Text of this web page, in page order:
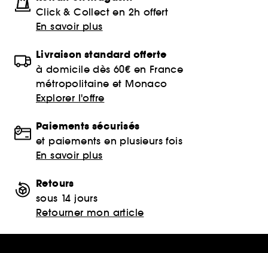
Click & Collect en 2h offert
En savoir plus
Livraison standard offerte
à domicile dès 60€ en France
métropolitaine et Monaco
Explorer l'offre
Paiements sécurisés
et paiements en plusieurs fois
En savoir plus
Retours
sous 14 jours
Retourner mon article